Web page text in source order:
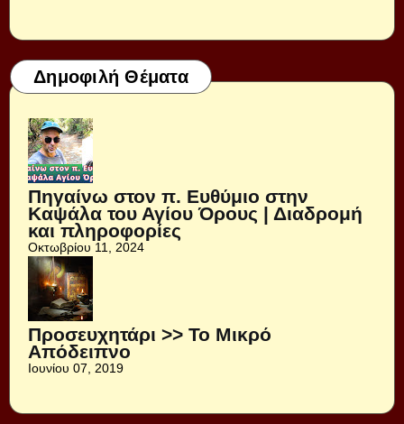
Δημοφιλή Θέματα
Πηγαίνω στον π. Ευθύμιο στην
Καψάλα του Αγίου Όρους | Διαδρομή
και πληροφορίες
Οκτωβρίου 11, 2024
Προσευχητάρι >> Το Μικρό
Απόδειπνο
Ιουνίου 07, 2019